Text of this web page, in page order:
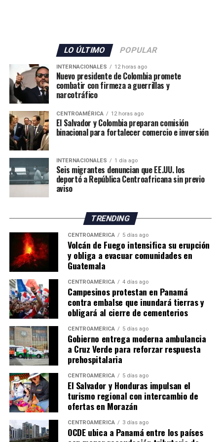
LO ÚLTIMO POPULAR
INTERNACIONALES 12 horas ago
Nuevo presidente de Colombia promete
combatir con firmeza a guerrillas y
narcotráfico
CENTROAMÉRICA 12 horas ago
El Salvador y Colombia preparan comisión
binacional para fortalecer comercio e inversión
INTERNACIONALES 1 día ago
Seis migrantes denuncian que EE.UU. los
deportó a República Centroafricana sin previo
aviso
TRENDING
CENTROAMÉRICA 5 días ago
Volcán de Fuego intensifica su erupción
y obliga a evacuar comunidades en
Guatemala
CENTROAMÉRICA 4 días ago
Campesinos protestan en Panamá
contra embalse que inundará tierras y
obligará al cierre de cementerios
CENTROAMÉRICA 5 días ago
Gobierno entrega moderna ambulancia
a Cruz Verde para reforzar respuesta
prehospitalaria
CENTROAMÉRICA 5 días ago
El Salvador y Honduras impulsan el
turismo regional con intercambio de
ofertas en Morazán
CENTROAMÉRICA 3 días ago
OCDE ubica a Panamá entre los países